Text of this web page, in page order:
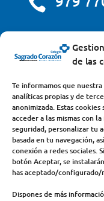
de las
Te informamos que
analíticas propias y de
anonimizada. Estas
acceder a las mismas con
seguridad, personalizar tu
basada en tu navegación,
conexión a redes sociales.
botón Aceptar, se
has aceptado/configurado/
Dispones de más
Colegio y
Avda. Castilla y
(Palencia) –